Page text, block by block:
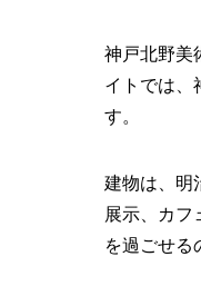
神戸北野美
イトでは、
す。
建物は、明
展示、カフ
を過ごせる